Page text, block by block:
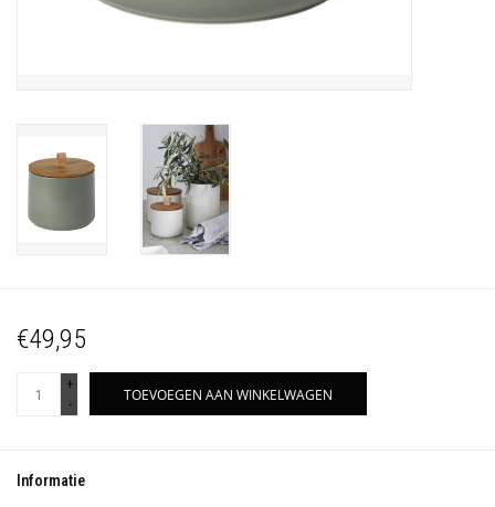
€49,95
+
-
TOEVOEGEN AAN WINKELWAGEN
Informatie